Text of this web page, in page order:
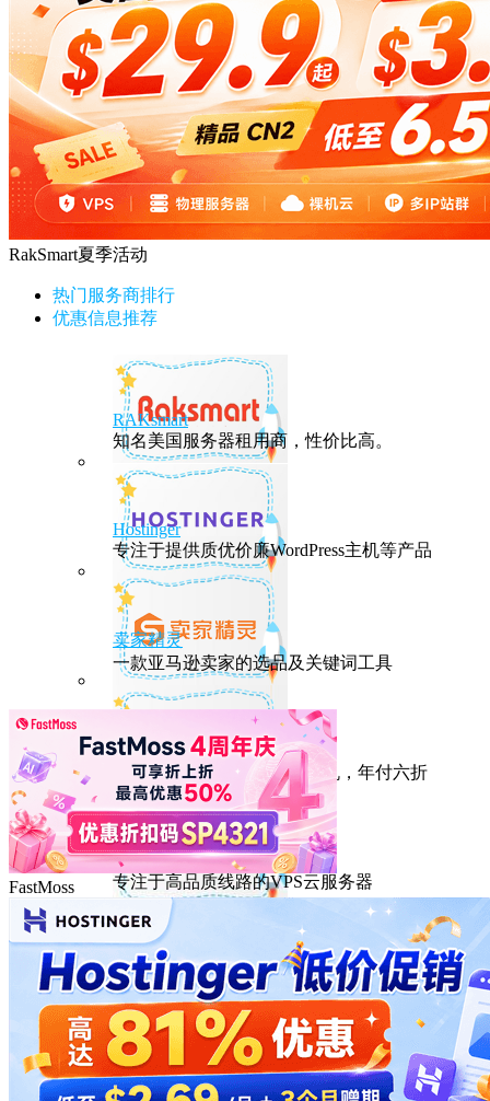
RakSmart夏季活动
热门服务商排行
优惠信息推荐
RAKsmart
知名美国服务器租用商，性价比高。
Hostinger
专注于提供质优价廉WordPress主机等产品
卖家精灵
一款亚马逊卖家的选品及关键词工具
HostEase
性能出众的高性价比美国主机，年付六折
DMIT
专注于高品质线路的VPS云服务器
FastMoss